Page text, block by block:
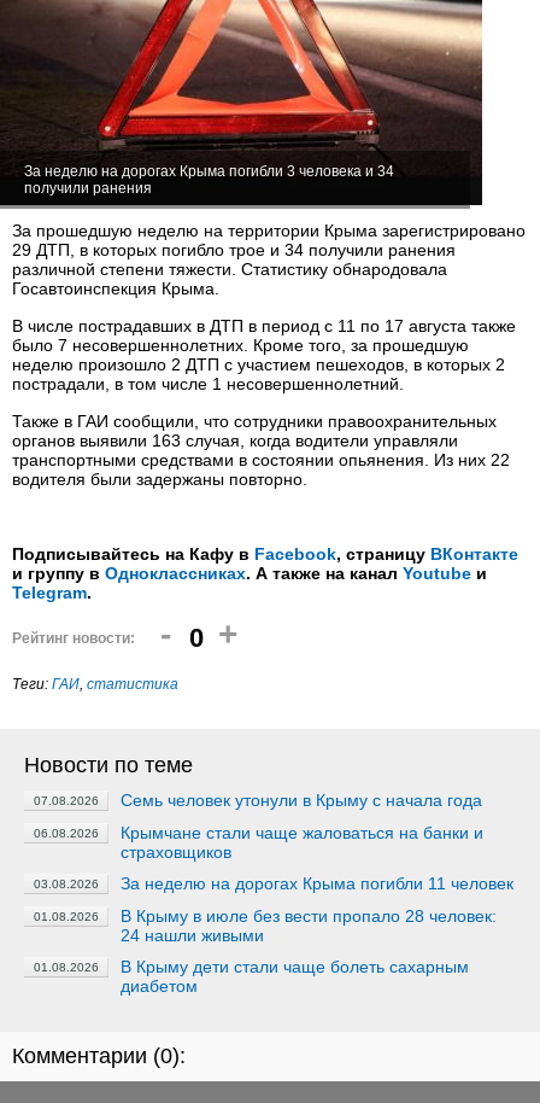
За неделю на дорогах Крыма погибли 3 человека и 34
получили ранения
За прошедшую неделю на территории Крыма зарегистрировано
29 ДТП, в которых погибло трое и 34 получили ранения
различной степени тяжести. Статистику обнародовала
Госавтоинспекция Крыма.
В числе пострадавших в ДТП в период с 11 по 17 августа также
было 7 несовершеннолетних. Кроме того, за прошедшую
неделю произошло 2 ДТП с участием пешеходов, в которых 2
пострадали, в том числе 1 несовершеннолетний.
Также в ГАИ сообщили, что сотрудники правоохранительных
органов выявили 163 случая, когда водители управляли
транспортными средствами в состоянии опьянения. Из них 22
водителя были задержаны повторно.
Подписывайтесь на Кафу в Facebook, страницу ВКонтакте
и группу в Одноклассниках. А также на канал Youtube и
Telegram.
Рейтинг новости: - 0 +
Теги: ГАИ, статистика
Новости по теме
07.08.2026 Семь человек утонули в Крыму с начала года
06.08.2026
Крымчане стали чаще жаловаться на банки и
страховщиков
03.08.2026 За неделю на дорогах Крыма погибли 11 человек
01.08.2026
В Крыму в июле без вести пропало 28 человек:
24 нашли живыми
01.08.2026
В Крыму дети стали чаще болеть сахарным
диабетом
Комментарии (0):